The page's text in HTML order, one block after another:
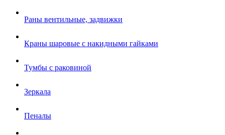
Раны вентильные, задвижки
Краны шаровые с накидными гайками
Тумбы с раковиной
Зеркала
Пеналы